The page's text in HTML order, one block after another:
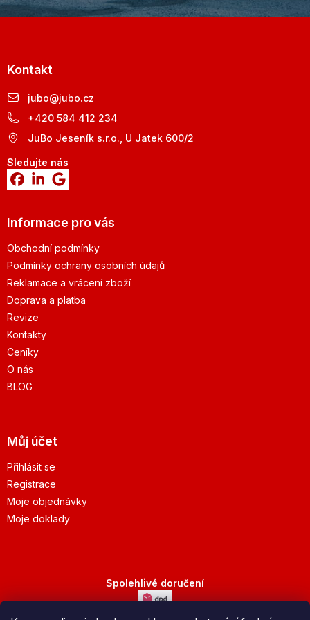
Kontakt
jubo@jubo.cz
+420 584 412 234
JuBo Jeseník s.r.o., U Jatek 600/2
Sledujte nás
Informace pro vás
Obchodní podmínky
Podmínky ochrany osobních údajů
Reklamace a vrácení zboží
Doprava a platba
Revize
Kontakty
Ceníky
O nás
BLOG
Můj účet
Přihlásit se
Registrace
Moje objednávky
Moje doklady
Spolehlivé doručení